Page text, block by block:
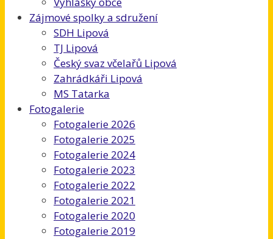
Zájmové spolky a sdružení
SDH Lipová
TJ Lipová
Český svaz včelařů Lipová
Zahrádkáři Lipová
MS Tatarka
Fotogalerie
Fotogalerie 2026
Fotogalerie 2025
Fotogalerie 2024
Fotogalerie 2023
Fotogalerie 2022
Fotogalerie 2021
Fotogalerie 2020
Fotogalerie 2019